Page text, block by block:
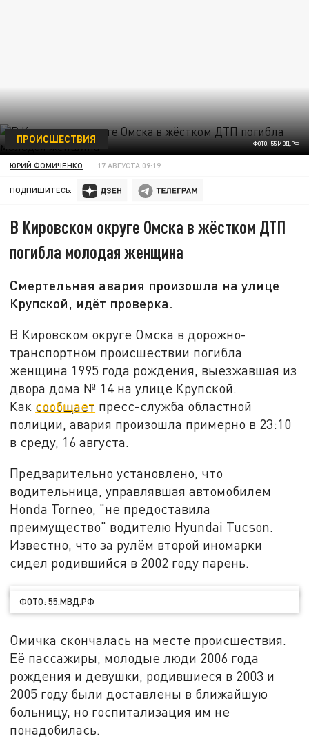
ФОТО: 55.МВД.РФ
ПРОИСШЕСТВИЯ
ЮРИЙ ФОМИЧЕНКО 17 АВГУСТА 09:19
ПОДПИШИТЕСЬ:
В Кировском округе Омска в жёстком ДТП
погибла молодая женщина
Смертельная авария произошла на улице
Крупской, идёт проверка.
В Кировском округе Омска в дорожно-
транспортном происшествии погибла
женщина 1995 года рождения, выезжавшая из
двора дома № 14 на улице Крупской.
Как сообщает пресс-служба областной
полиции, авария произошла примерно в 23:10
в среду, 16 августа.
Предварительно установлено, что
водительница, управлявшая автомобилем
Honda Torneo, "не предоставила
преимущество" водителю Hyundai Tucson.
Известно, что за рулём второй иномарки
сидел родившийся в 2002 году парень.
ФОТО: 55.МВД.РФ
Омичка скончалась на месте происшествия.
Её пассажиры, молодые люди 2006 года
рождения и девушки, родившиеся в 2003 и
2005 году были доставлены в ближайшую
больницу, но госпитализация им не
понадобилась.